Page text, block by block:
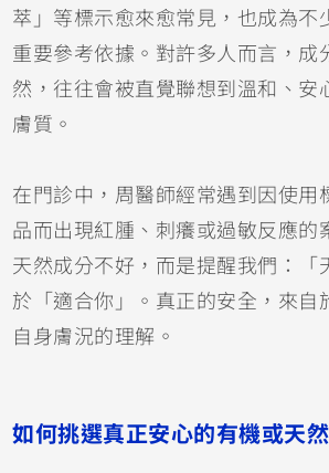
萃」等標示愈來愈常見，也成為不
重要參考依據。對許多人而言，成
然，往往會被直覺聯想到溫和、安
膚質。
在門診中，周醫師經常遇到因使用
品而出現紅腫、刺癢或過敏反應的
天然成分不好，而是提醒我們：「
於「適合你」。真正的安全，來自
自身膚況的理解。
如何挑選真正安心的有機或天